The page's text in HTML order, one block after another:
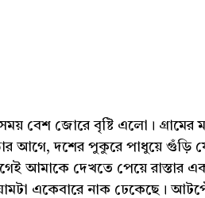
বেশ জোরে বৃষ্টি এলো। গ্রামের
আগে, দশের পুকুরে পাধুয়ে গুঁড়ি
আমাকে দেখতে পেয়ে রাস্তার
একেবারে নাক ঢেকেছে।